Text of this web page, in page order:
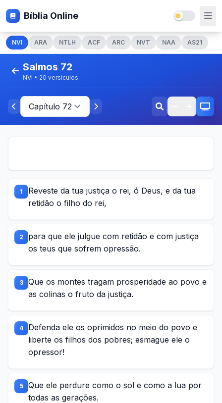
Bíblia Online
NVI ARA NTLH ACF ARC NVT NAA AS21
Salmos 72
NVI • 20 versículos
1
Reveste da tua justiça o rei, ó Deus, e da tua
retidão o filho do rei,
2
para que ele julgue com retidão e com justiça
os teus que sofrem opressão.
3
Que os montes tragam prosperidade ao povo e
as colinas o fruto da justiça.
4
Defenda ele os oprimidos no meio do povo e
liberte os filhos dos pobres; esmague ele o
opressor!
5
Que ele perdure como o sol e como a lua por
todas as gerações.